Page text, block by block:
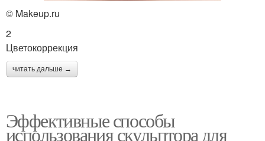
© Makeup.ru
2
Цветокоррекция
читать дальше →
Эффективные способы
использования скульптора для